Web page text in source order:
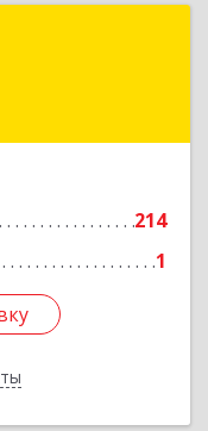
214
1
Великие Луки г,